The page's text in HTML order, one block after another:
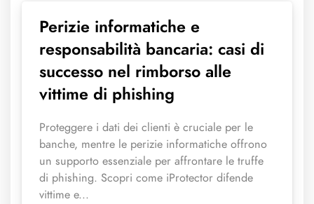
Perizie informatiche e
responsabilità bancaria: casi di
successo nel rimborso alle
vittime di phishing
Proteggere i dati dei clienti è cruciale per le
banche, mentre le perizie informatiche offrono
un supporto essenziale per affrontare le truffe
di phishing. Scopri come iProtector difende
vittime e...